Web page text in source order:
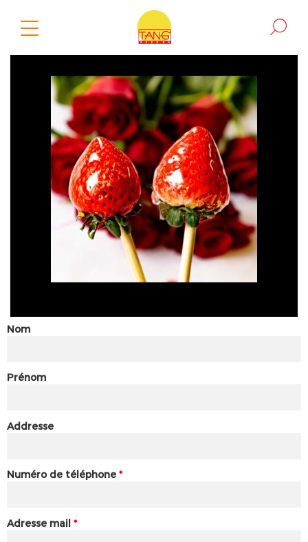
Nom
Prénom
Addresse
Numéro de téléphone *
Adresse mail *